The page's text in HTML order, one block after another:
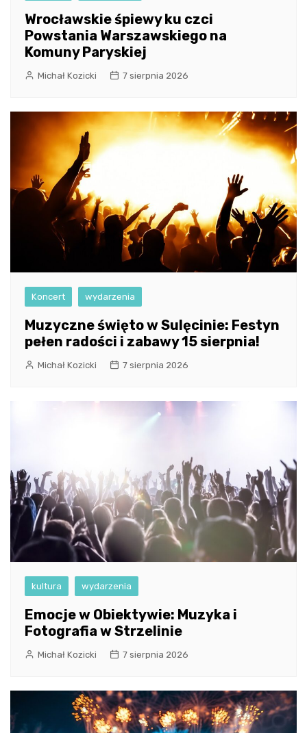
Wrocławskie śpiewy ku czci
Powstania Warszawskiego na
Komuny Paryskiej
Michał Kozicki 7 sierpnia 2026
Koncert wydarzenia
Muzyczne święto w Sulęcinie: Festyn
pełen radości i zabawy 15 sierpnia!
Michał Kozicki 7 sierpnia 2026
kultura wydarzenia
Emocje w Obiektywie: Muzyka i
Fotografia w Strzelinie
Michał Kozicki 7 sierpnia 2026